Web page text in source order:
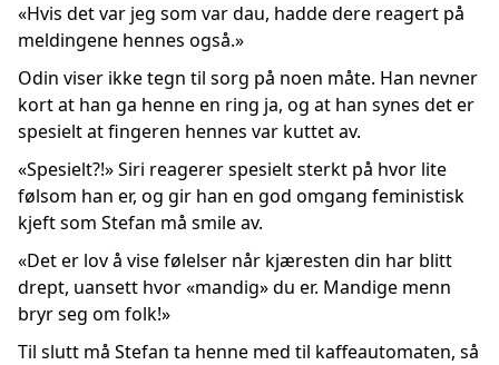
«Hvis det var jeg som var dau, hadde dere reagert på
meldingene hennes også.»
Odin viser ikke tegn til sorg på noen måte. Han nevner
kort at han ga henne en ring ja, og at han synes det er
spesielt at fingeren hennes var kuttet av.
«Spesielt?!» Siri reagerer spesielt sterkt på hvor lite
følsom han er, og gir han en god omgang feministisk
kjeft som Stefan må smile av.
«Det er lov å vise følelser når kjæresten din har blitt
drept, uansett hvor «mandig» du er. Mandige menn
bryr seg om folk!»
Til slutt må Stefan ta henne med til kaffeautomaten, så